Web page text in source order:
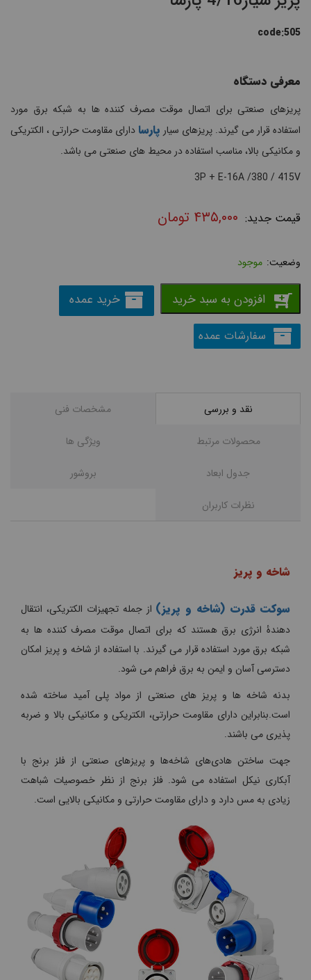
code:505
معرفی دستگاه
پریزهای صنعتی برای اتصال موقت مصرف کننده ها به شبکه برق مورد
استفاده قرار می گیرند. پریزهای سیار پارسا دارای مقاومت حرارتی ، الکتریکی
و مکانیکی بالا، مناسب استفاده در محیط های صنعتی می باشد.
3P + E-16A /380 / 415V
۴۳۵,۰۰۰ تومان
موجود
افزودن به سبد خرید خرید عمده
سفارشات عمده
نقد و بررسی مشخصات فنی
محصولات مرتبط ويژگی ها
جدول ابعاد بروشور
نظرات کاربران
شاخه و پریز
سوکت قدرت (شاخه و پریز) از جمله تجهیزات الکتریکی، انتقال
دهندۀ انرژی برق هستند که برای اتصال موقت مصرف کننده ها به
شبکه برق مورد استفاده قرار می گیرند. با استفاده از شاخه و پریز امکان
دسترسی آسان و ایمن به برق فراهم می شود.
بدنه شاخه ها و پریز های صنعتی از مواد پلی آمید ساخته شده
است.بنابراین دارای مقاومت حرارتی، الکتریکی و مکانیکی بالا و ضربه
پذیری می باشند.
جهت ساختن هادی‌های شاخه‌ها و پریزهای صنعتی از فلز برنج با
آبکاری نیکل استفاده می شود. فلز برنج از نظر خصوصیات شباهت
زیادی به مس دارد و دارای مقاومت حرارتی و مکانیکی بالایی است.